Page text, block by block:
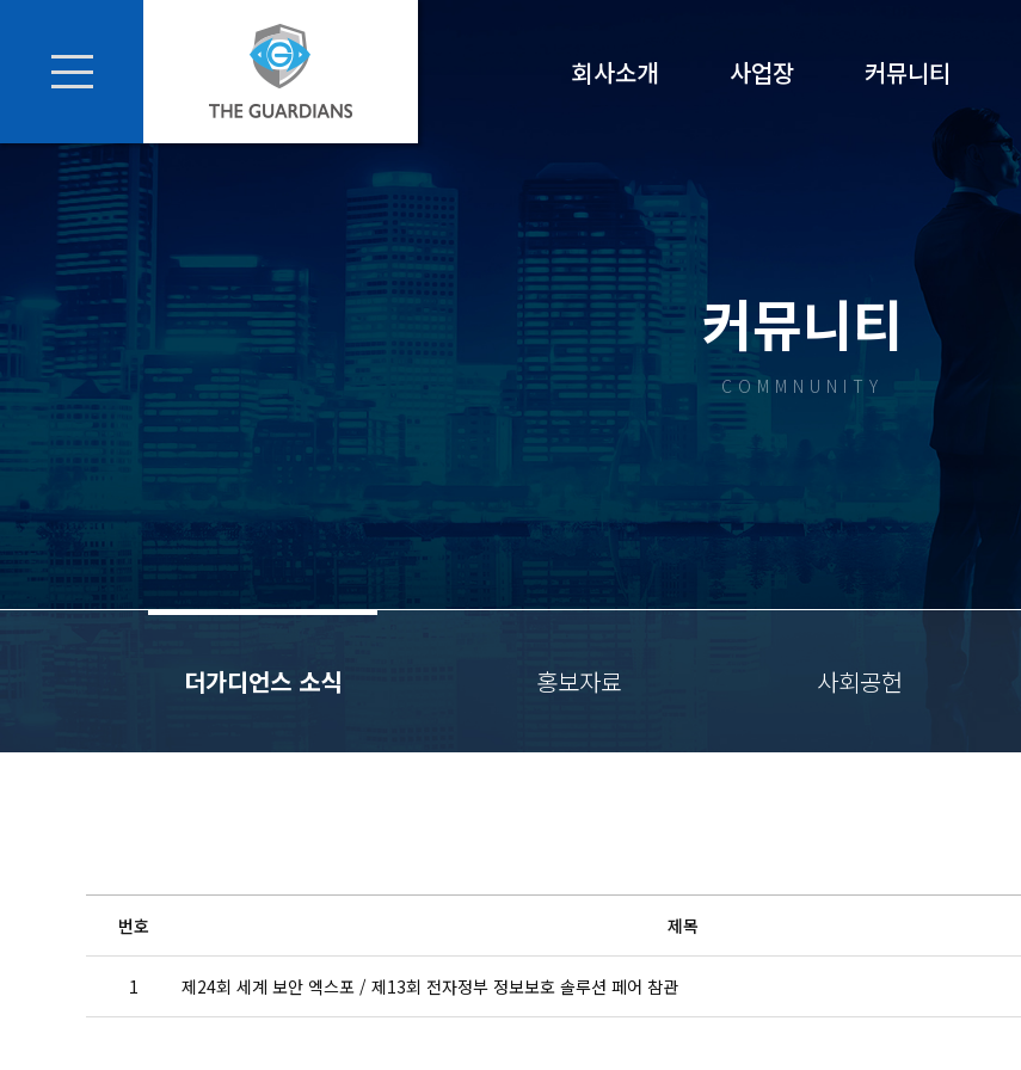
회사소개 사업장 커뮤니티
커뮤니티
COMMNUNITY
더가디언스 소식 홍보자료 사회공헌
번호 제목
1 제24회 세계 보안 엑스포 / 제13회 전자정부 정보보호 솔루션 페어 참관